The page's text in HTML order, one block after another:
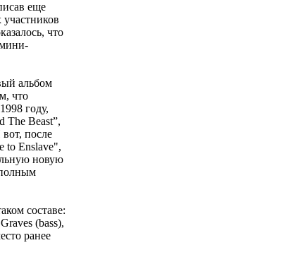
еще
что
альбом
что
году,
The Beast”,
после
to Enslave",
новую
составе:
(bass),
ранее